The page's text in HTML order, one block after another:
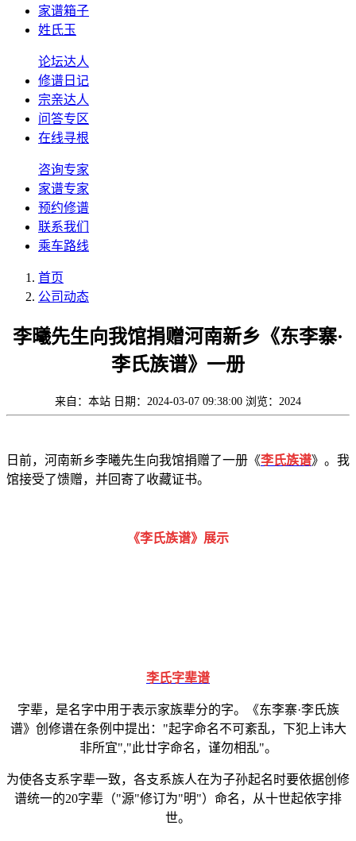
家谱箱子
姓氏玉
论坛达人
修谱日记
宗亲达人
问答专区
在线寻根
咨询专家
家谱专家
预约修谱
联系我们
乘车路线
首页
公司动态
李曦先生向我馆捐赠河南新乡《东李寨·
李氏族谱》一册
来自：本站 日期：2024-03-07 09:38:00 浏览：2024
日前，河南新乡李曦先生向我馆捐赠了一册《李氏族谱》。我
馆接受了馈赠，并回寄了收藏证书。
《李氏族谱》展示
李氏字辈谱
字辈，是名字中用于表示家族辈分的字。《东李寨·李氏族
谱》创修谱在条例中提出："起字命名不可紊乱，下犯上讳大
非所宜","此廿字命名，谨勿相乱"。
为使各支系字辈一致，各支系族人在为子孙起名时要依据创修
谱统一的20字辈（"源"修订为"明"）命名，从十世起依字排
世。